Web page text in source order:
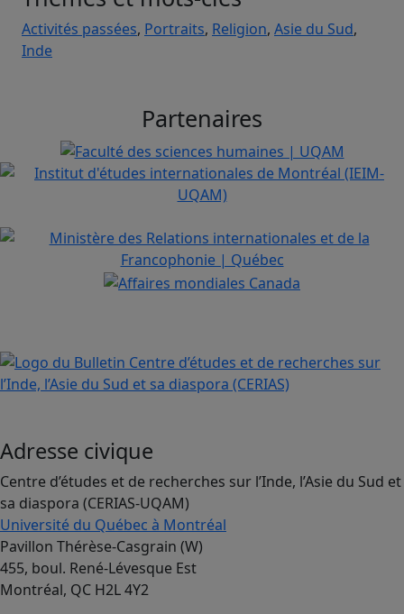
Activités passées, Portraits, Religion, Asie du Sud,
Inde
Partenaires
Adresse civique
Centre d’études et de recherches sur l’Inde, l’Asie du Sud et
sa diaspora (CERIAS-UQAM)
Université du Québec à Montréal
Pavillon Thérèse-Casgrain (W)
455, boul. René-Lévesque Est
Montréal, QC H2L 4Y2